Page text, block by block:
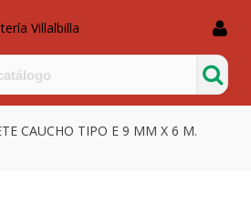
CAUCHO TIPO E 9 MM X 6 M.